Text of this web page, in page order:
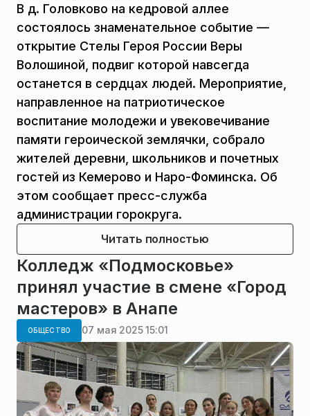
В д. Головково на кедровой аллее
состоялось знаменательное событие —
открытие Стелы Героя России Веры
Волошиной, подвиг которой навсегда
останется в сердцах людей. Мероприятие,
направленное на патриотическое
воспитание молодежи и увековечивание
памяти героической землячки, собрало
жителей деревни, школьников и почетных
гостей из Кемерово и Наро-Фоминска. Об
этом сообщает пресс-служба
администрации горокруга.
Читать полностью
Колледж «Подмосковье»
принял участие в смене «Город
мастеров» в Анапе
ОБЩЕСТВО 07 мая 2025 15:01